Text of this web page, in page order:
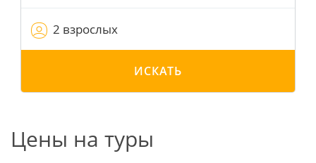
2 взрослых
ИСКАТЬ
Цены на туры